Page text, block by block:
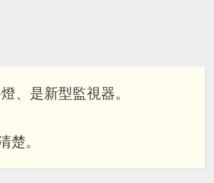
、是新型監視器。
楚。